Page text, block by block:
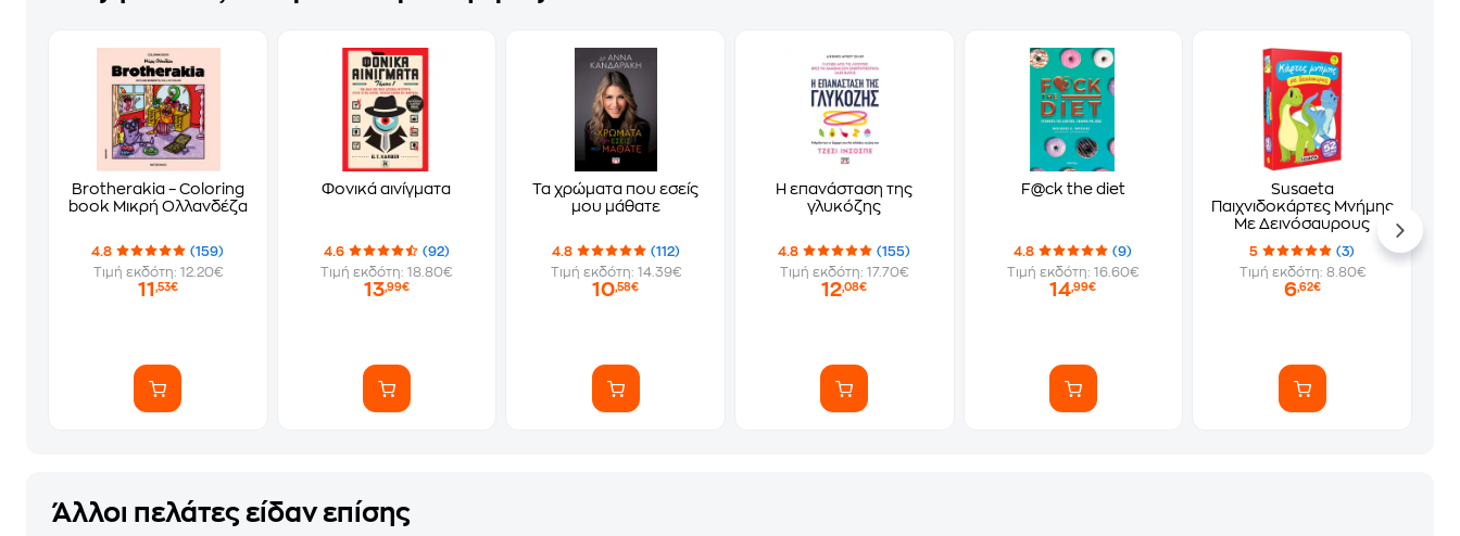
Brotherakia – Coloring
book Μικρή Ολλανδέζα
4.8
(159)
Τιμή εκδότη: 12.20€
11 ,53€
Φονικά αινίγματα
4.6
(92)
Τιμή εκδότη: 18.80€
13,99€
Τα χρώματα που εσείς
μου μάθατε
4.8
(112)
Τιμή εκδότη: 14.39€
10,58€
Η επανάσταση της
γλυκόζης
4.8
(155)
Τιμή εκδότη: 17.70€
12,08€
F@ck the diet
4.8
(9)
Τιμή εκδότη: 16.60€
14,99€
Susaeta
Παιχνιδοκάρτες Μνήμης
Με Δεινόσαυρους
5
(3)
Τιμή εκδότη: 8.80€
6,62€
Άλλοι πελάτες είδαν επίσης